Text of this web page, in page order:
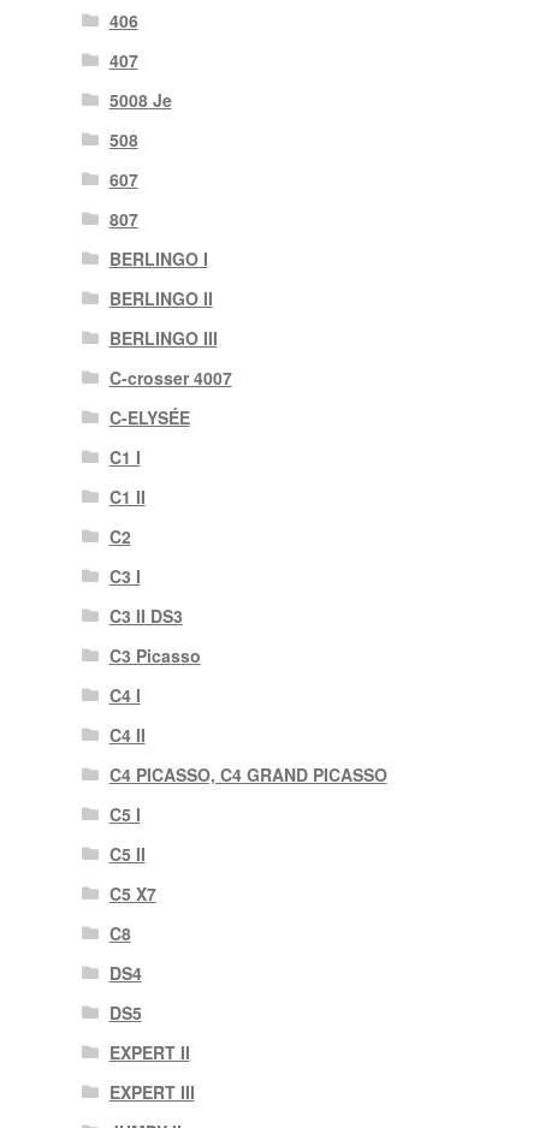
406
407
5008 Je
508
607
807
BERLINGO I
BERLINGO II
BERLINGO III
C-crosser 4007
C-ELYSÉE
C1 I
C1 II
C2
C3 I
C3 II DS3
C3 Picasso
C4 I
C4 II
C4 PICASSO, C4 GRAND PICASSO
C5 I
C5 II
C5 X7
C8
DS4
DS5
EXPERT II
EXPERT III